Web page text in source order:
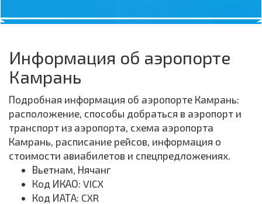
Информация об аэропорте
Камрань
Подробная информация об аэропорте Камрань:
расположение, способы добраться в аэропорт и
транспорт из аэропорта, схема аэропорта
Камрань, расписание рейсов, информация о
стоимости авиабилетов и спецпредложениях.
Вьетнам, Нячанг
Код ИКАО: VICX
Код ИАТА: CXR